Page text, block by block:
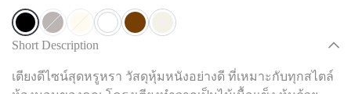
Short Description
เตียงดีไซน์สุดหรูหรา วัสดุหุ้มหนังอย่างดี ที่เหมาะกับทุกสไตล์